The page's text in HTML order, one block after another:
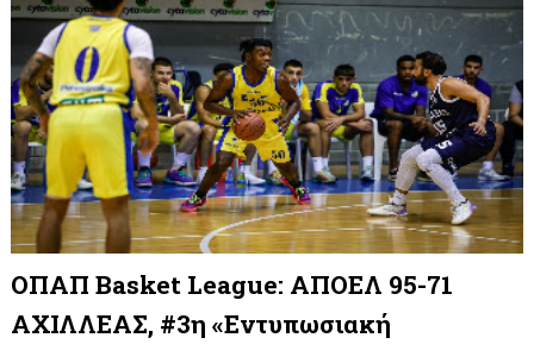
ΟΠΑΠ Basket League: ΑΠΟΕΛ 95-71
ΑΧΙΛΛΕΑΣ, #3η «Εντυπωσιακή